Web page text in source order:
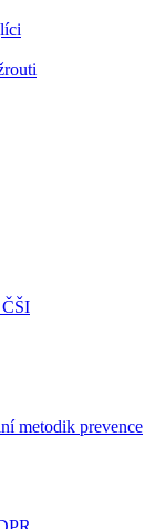
metodik prevence